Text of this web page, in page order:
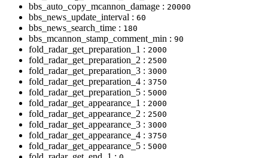
bbs_auto_copy_mcannon_damage : 20000
bbs_news_update_interval : 60
bbs_news_search_time : 180
bbs_mcannon_stamp_comment_min : 90
fold_radar_get_preparation_1 : 2000
fold_radar_get_preparation_2 : 2500
fold_radar_get_preparation_3 : 3000
fold_radar_get_preparation_4 : 3750
fold_radar_get_preparation_5 : 5000
fold_radar_get_appearance_1 : 2000
fold_radar_get_appearance_2 : 2500
fold_radar_get_appearance_3 : 3000
fold_radar_get_appearance_4 : 3750
fold_radar_get_appearance_5 : 5000